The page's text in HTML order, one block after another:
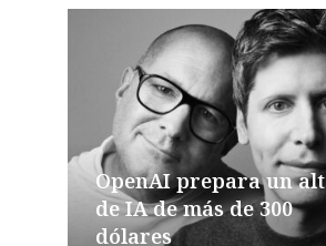
OpenAI prepara un
de IA de más de 300
dólares